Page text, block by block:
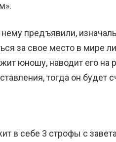
предъявили,
за свое место в мире
юношу, наводит его
тогда он будет
в себе 3 строфы с